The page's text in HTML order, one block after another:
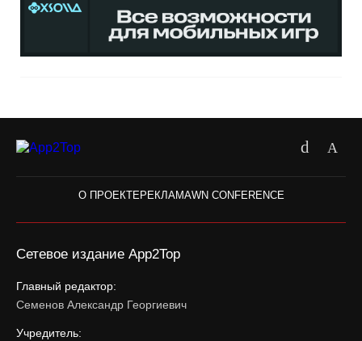
О ПРОЕКТЕРЕКЛАМАWN CONFERENCE
Сетевое издание App2Top
Главный редактор:
Семенов Александр Георгиевич
Учредитель: